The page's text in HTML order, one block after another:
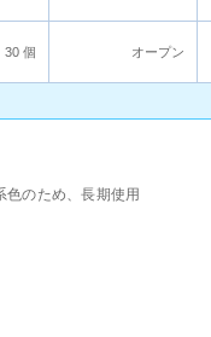
30 個 オープン
のため、長期使用